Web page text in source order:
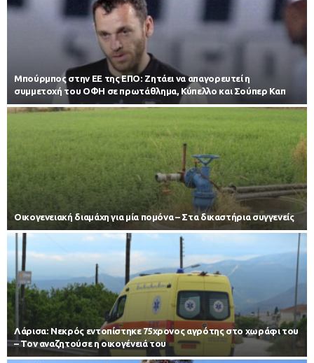
Μπούρμπος στην ΕΕ της ΕΠΟ: Ζητάει να απαγορευτεί η
συμμετοχή του ΟΦΗ σε πρωτάθλημα, Κύπελλο και Σούπερ Καπ
Οικογενειακή διαμάχη για μία πομόνα – Στα δικαστήρια συγγενείς
Λάρισα: Νεκρός εντοπίστηκε 75χρονος αγρότης στο χωράφι του
– Toν αναζητούσε η οικογένειά του